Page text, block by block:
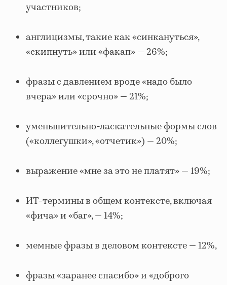
участников;
англицизмы, такие как «синкануться»,
«скипнуть» или «факап» — 26%;
фразы с давлением вроде «надо было
вчера» или «срочно» — 21%;
уменьшительно-ласкательные формы слов
(«коллегушки», «отчетик») — 20%;
выражение «мне за это не платят» — 19%;
ИТ-термины в общем контексте, включая
«фича» и «баг», — 14%;
мемные фразы в деловом контексте — 12%,
фразы «заранее спасибо» и «доброго